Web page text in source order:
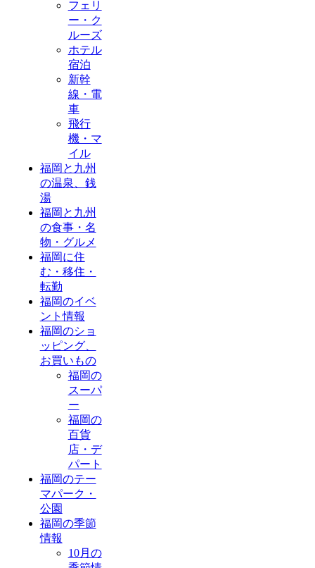
フェリ
ー・ク
ルーズ
ホテル
宿泊
新幹
線・電
車
飛行
機・マ
イル
福岡と九州
の温泉、銭
湯
福岡と九州
の食事・名
物・グルメ
福岡に住
む・移住・
転勤
福岡のイベ
ント情報
福岡のショ
ッピング、
お買いもの
福岡の
スーパ
ー
福岡の
百貨
店・デ
パート
福岡のテー
マパーク・
公園
福岡の季節
情報
10月の